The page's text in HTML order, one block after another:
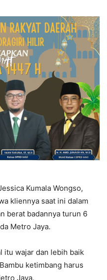
Kumala Wongso,
kliennya saat ini dalam
berat badannya turun 6
Metro Jaya.
itu wajar dan lebih baik
ketimbang harus
Jaya.